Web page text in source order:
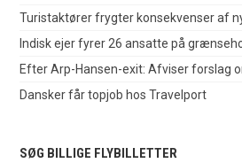
Turistaktører frygter konsekvenser af
Indisk ejer fyrer 26 ansatte på
Efter Arp-Hansen-exit: Afviser forslag
Dansker får topjob hos Travelport
SØG BILLIGE FLYBILLETTER